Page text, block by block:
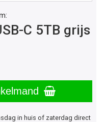
C 5TB grijs
in huis of zaterdag direct